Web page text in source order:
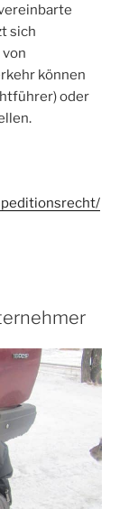
sich
können
oder